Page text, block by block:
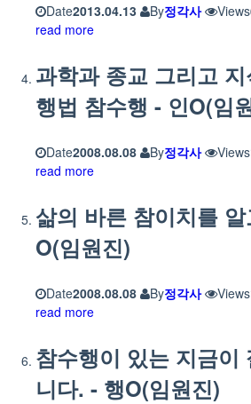
Date2013.04.13 By정각사 Views
read more
과학과 종교 그리고
행법 참수행 - 인O(임
Date2008.08.08 By정각사 Views
read more
삶의 바른 참이치를
O(임원진)
Date2008.08.08 By정각사 Views
read more
참수행이 있는 지금이
니다. - 행O(임원진)